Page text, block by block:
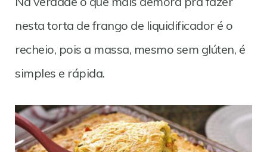
nesta torta de frango de liquidificador é o
recheio, pois a massa, mesmo sem glúten, é
simples e rápida.